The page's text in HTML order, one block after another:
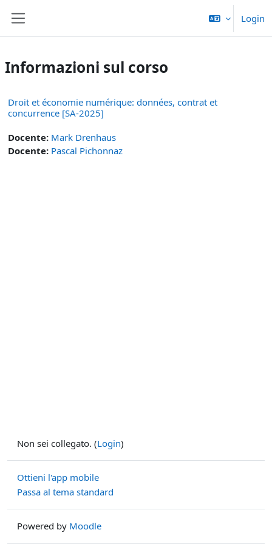
Login
Informazioni sul corso
Droit et économie numérique: données, contrat et
concurrence [SA-2025]
Docente: Mark Drenhaus
Docente: Pascal Pichonnaz
Non sei collegato. (Login)
Ottieni l'app mobile
Passa al tema standard
Powered by Moodle